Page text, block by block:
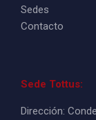
Sedes
Contacto
Sede Tottus:
Dirección: